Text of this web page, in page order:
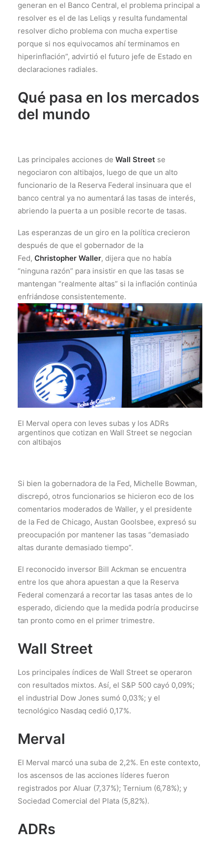
generan en el Banco Central, el problema principal a
resolver es el de las Leliqs y resulta fundamental
resolver dicho problema con mucha expertise
porque si nos equivocamos ahí terminamos en
hiperinflación”, advirtió el futuro jefe de Estado en
declaraciones radiales.
Qué pasa en los mercados
del mundo
Las principales acciones de Wall Street se
negociaron con altibajos, luego de que un alto
funcionario de la Reserva Federal insinuara que el
banco central ya no aumentará las tasas de interés,
abriendo la puerta a un posible recorte de tasas.
Las esperanzas de un giro en la política crecieron
después de que el gobernador de la
Fed, Christopher Waller, dijera que no había
“ninguna razón” para insistir en que las tasas se
mantengan “realmente altas” si la inflación continúa
enfriándose consistentemente.
El Merval opera con leves subas y los ADRs
argentinos que cotizan en Wall Street se negocian
con altibajos
Si bien la gobernadora de la Fed, Michelle Bowman,
discrepó, otros funcionarios se hicieron eco de los
comentarios moderados de Waller, y el presidente
de la Fed de Chicago, Austan Goolsbee, expresó su
preocupación por mantener las tasas “demasiado
altas durante demasiado tiempo”.
El reconocido inversor Bill Ackman se encuentra
entre los que ahora apuestan a que la Reserva
Federal comenzará a recortar las tasas antes de lo
esperado, diciendo que la medida podría producirse
tan pronto como en el primer trimestre.
Wall Street
Los principales índices de Wall Street se operaron
con resultados mixtos. Así, el S&P 500 cayó 0,09%;
el industrial Dow Jones sumó 0,03%; y el
tecnológico Nasdaq cedió 0,17%.
Merval
El Merval marcó una suba de 2,2%. En este contexto,
los ascensos de las acciones líderes fueron
registrados por Aluar (7,37%); Ternium (6,78%); y
Sociedad Comercial del Plata (5,82%).
ADRs